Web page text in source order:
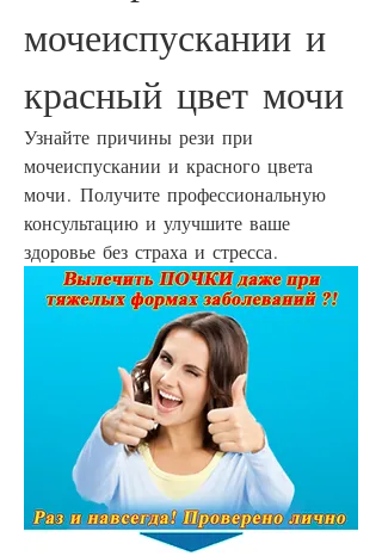
мочеиспускании и
красный цвет мочи
Узнайте причины рези при
мочеиспускании и красного цвета
мочи. Получите профессиональную
консультацию и улучшите ваше
здоровье без страха и стресса.